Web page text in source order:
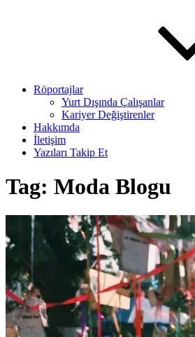
Röportajlar
Yurt Dışında Çalışanlar
Kariyer Değiştirenler
Hakkımda
İletişim
Yazıları Takip Et
Tag: Moda Blogu